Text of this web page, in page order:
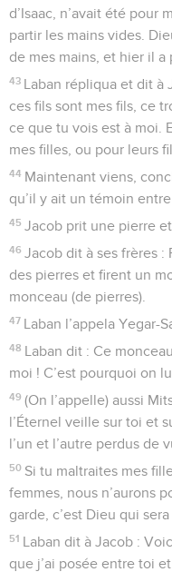
d’Isaac, n’avait été pour
partir les mains vides.
de mes mains, et hier il a
43 Laban répliqua et dit à
ces fils sont mes fils, ce
ce que tu vois est à moi.
mes filles, ou pour leurs
44 Maintenant viens,
qu’il y ait un témoin
45 Jacob prit une pierre et
46 Jacob dit à ses frères :
des pierres et firent un
monceau (de pierres).
47 Laban l’appela Yegar-
48 Laban dit : Ce
moi ! C’est pourquoi on
49 (On l’appelle) aussi
l’Éternel veille sur toi et
l’un et l’autre perdus de
50 Si tu maltraites mes
femmes, nous n’aurons
garde, c’est Dieu qui
51 Laban dit à Jacob :
que j’ai posée entre toi et